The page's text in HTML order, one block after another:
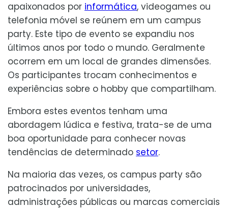
apaixonados por informática, videogames ou
telefonia móvel se reúnem em um campus
party. Este tipo de evento se expandiu nos
últimos anos por todo o mundo. Geralmente
ocorrem em um local de grandes dimensões.
Os participantes trocam conhecimentos e
experiências sobre o hobby que compartilham.
Embora estes eventos tenham uma
abordagem lúdica e festiva, trata-se de uma
boa oportunidade para conhecer novas
tendências de determinado setor.
Na maioria das vezes, os campus party são
patrocinados por universidades,
administrações públicas ou marcas comerciais